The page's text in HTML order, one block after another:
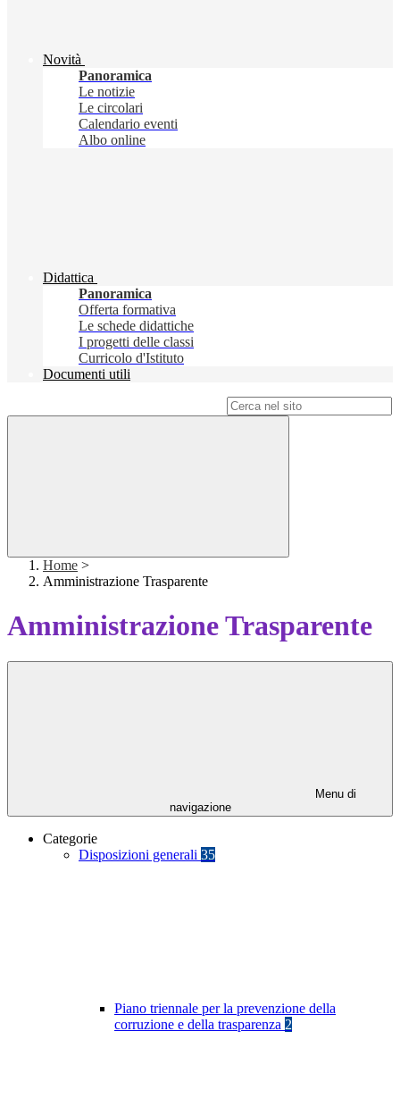
Novità
Panoramica
Le notizie
Le circolari
Calendario eventi
Albo online
Didattica
Panoramica
Offerta formativa
Le schede didattiche
I progetti delle classi
Curricolo d'Istituto
Documenti utili
Home >
Amministrazione Trasparente
Amministrazione Trasparente
Menu di
navigazione
Categorie
Disposizioni generali 35
Piano triennale per la prevenzione della
corruzione e della trasparenza 2